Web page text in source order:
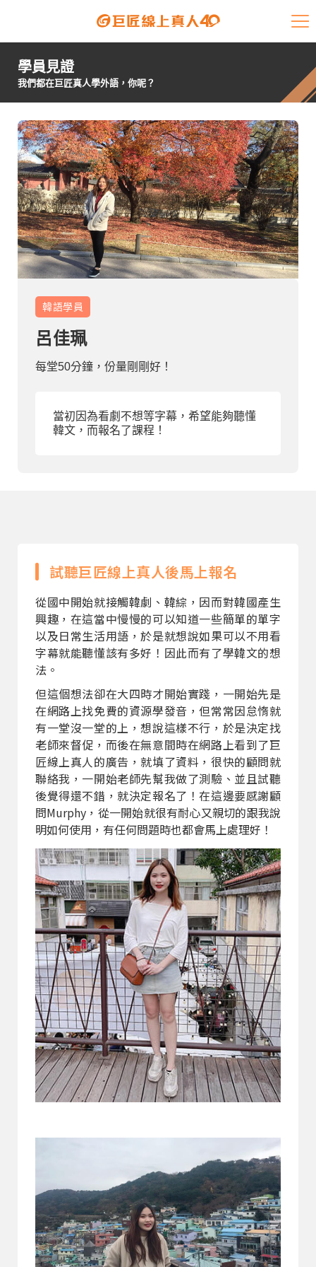
課程介紹
開課查詢
師資陣容
學員故事
免費資源
企業客戶
就業輔導
部落格
學員見證
我們都在巨匠真人學外語，你呢？
韓語學員
呂佳珮
每堂50分鐘，份量剛剛好！
當初因為看劇不想等字幕，希望能夠聽懂
韓文，而報名了課程！
試聽巨匠線上真人後馬上報名
從國中開始就接觸韓劇、韓綜，因而對韓國產生
興趣，在這當中慢慢的可以知道一些簡單的單字
以及日常生活用語，於是就想說如果可以不用看
字幕就能聽懂該有多好！因此而有了學韓文的想
法。
但這個想法卻在大四時才開始實踐，一開始先是
在網路上找免費的資源學發音，但常常因怠惰就
有一堂沒一堂的上，想說這樣不行，於是決定找
老師來督促，而後在無意間時在網路上看到了巨
匠線上真人的廣告，就填了資料，很快的顧問就
聯絡我，一開始老師先幫我做了測驗、並且試聽
後覺得還不錯，就決定報名了！在這邊要感謝顧
問Murphy，從一開始就很有耐心又親切的跟我說
明如何使用，有任何問題時也都會馬上處理好！